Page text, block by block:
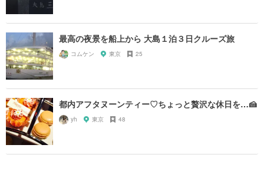
最高の夜景を船上から 大島１泊３日クルーズ旅
コムケン 東京 25
都内アフタヌーンティー♡ちょっと贅沢な休日を…🍰
yh 東京 48